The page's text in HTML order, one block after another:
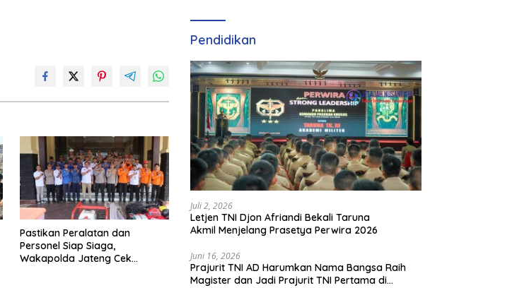
Pastikan Peralatan dan
Personel Siap Siaga,
Wakapolda Jateng Cek
Pendidikan
Juli 2, 2026
Letjen TNI Djon Afriandi Bekali Taruna
Akmil Menjelang Prasetya Perwira 2026
Juni 16, 2026
Prajurit TNI AD Harumkan Nama Bangsa Raih
Magister dan Jadi Prajurit TNI Pertama di